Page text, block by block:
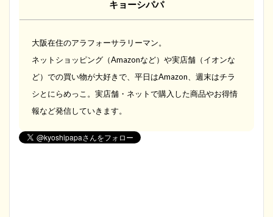
キョーシパパ
大阪在住のアラフォーサラリーマン。
ネットショッピング（Amazonなど）や実店舗（イオンな
ど）での買い物が大好きで、平日はAmazon、週末はチラ
シとにらめっこ。実店舗・ネットで購入した商品やお得情
報など発信していきます。